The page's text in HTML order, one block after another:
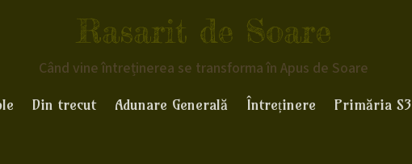
Rasarit de Soare
Când vine întreținerea se transforma în Apus de Soare
Din trecut Adunare Generală Întreținere Primăria S3